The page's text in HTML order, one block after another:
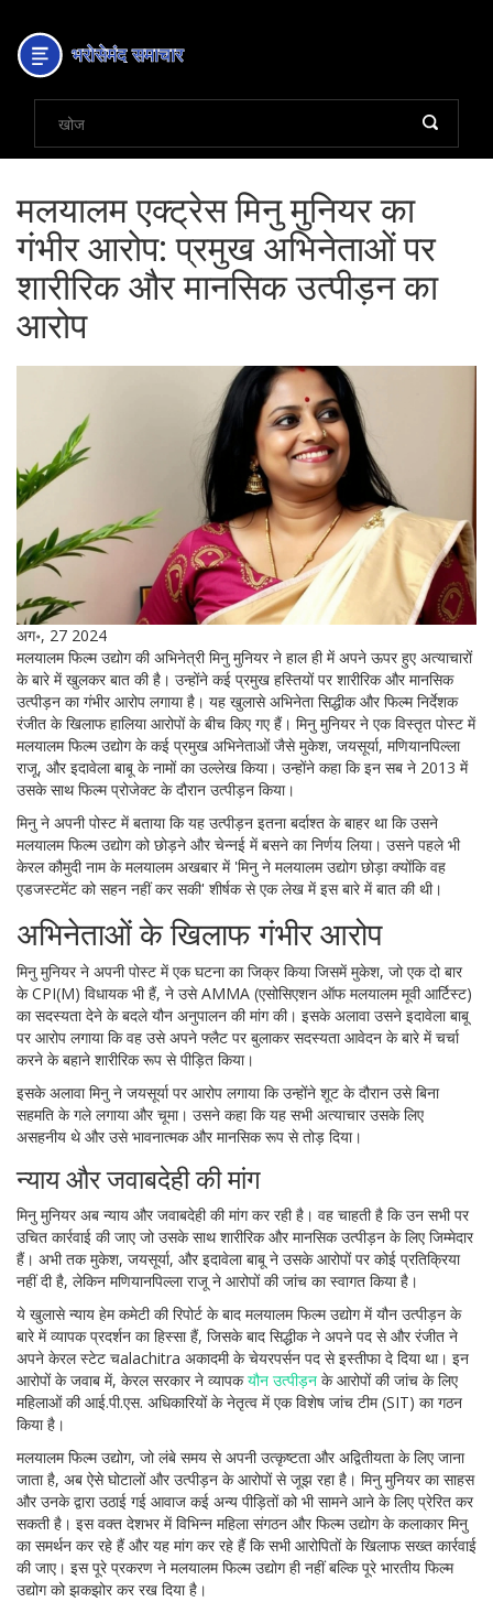
मलयालम एक्ट्रेस मिनु मुनियर का
गंभीर आरोप: प्रमुख अभिनेताओं पर
शारीरिक और मानसिक उत्पीड़न का
आरोप
अग॰, 27 2024
मलयालम फिल्म उद्योग की अभिनेत्री मिनु मुनियर ने हाल ही में अपने ऊपर हुए अत्याचारों
के बारे में खुलकर बात की है। उन्होंने कई प्रमुख हस्तियों पर शारीरिक और मानसिक
उत्पीड़न का गंभीर आरोप लगाया है। यह खुलासे अभिनेता सिद्धीक और फिल्म निर्देशक
रंजीत के खिलाफ हालिया आरोपों के बीच किए गए हैं। मिनु मुनियर ने एक विस्तृत पोस्ट में
मलयालम फिल्म उद्योग के कई प्रमुख अभिनेताओं जैसे मुकेश, जयसूर्या, मणियानपिल्ला
राजू, और इदावेला बाबू के नामों का उल्लेख किया। उन्होंने कहा कि इन सब ने 2013 में
उसके साथ फिल्म प्रोजेक्ट के दौरान उत्पीड़न किया।
मिनु ने अपनी पोस्ट में बताया कि यह उत्पीड़न इतना बर्दाश्त के बाहर था कि उसने
मलयालम फिल्म उद्योग को छोड़ने और चेन्नई में बसने का निर्णय लिया। उसने पहले भी
केरल कौमुदी नाम के मलयालम अखबार में 'मिनु ने मलयालम उद्योग छोड़ा क्योंकि वह
एडजस्टमेंट को सहन नहीं कर सकी' शीर्षक से एक लेख में इस बारे में बात की थी।
अभिनेताओं के खिलाफ गंभीर आरोप
मिनु मुनियर ने अपनी पोस्ट में एक घटना का जिक्र किया जिसमें मुकेश, जो एक दो बार
के CPI(M) विधायक भी हैं, ने उसे AMMA (एसोसिएशन ऑफ मलयालम मूवी आर्टिस्ट)
का सदस्यता देने के बदले यौन अनुपालन की मांग की। इसके अलावा उसने इदावेला बाबू
पर आरोप लगाया कि वह उसे अपने फ्लैट पर बुलाकर सदस्यता आवेदन के बारे में चर्चा
करने के बहाने शारीरिक रूप से पीड़ित किया।
इसके अलावा मिनु ने जयसूर्या पर आरोप लगाया कि उन्होंने शूट के दौरान उसे बिना
सहमति के गले लगाया और चूमा। उसने कहा कि यह सभी अत्याचार उसके लिए
असहनीय थे और उसे भावनात्मक और मानसिक रूप से तोड़ दिया।
न्याय और जवाबदेही की मांग
मिनु मुनियर अब न्याय और जवाबदेही की मांग कर रही है। वह चाहती है कि उन सभी पर
उचित कार्रवाई की जाए जो उसके साथ शारीरिक और मानसिक उत्पीड़न के लिए जिम्मेदार
हैं। अभी तक मुकेश, जयसूर्या, और इदावेला बाबू ने उसके आरोपों पर कोई प्रतिक्रिया
नहीं दी है, लेकिन मणियानपिल्ला राजू ने आरोपों की जांच का स्वागत किया है।
ये खुलासे न्याय हेम कमेटी की रिपोर्ट के बाद मलयालम फिल्म उद्योग में यौन उत्पीड़न के
बारे में व्यापक प्रदर्शन का हिस्सा हैं, जिसके बाद सिद्धीक ने अपने पद से और रंजीत ने
अपने केरल स्टेट चalachitra अकादमी के चेयरपर्सन पद से इस्तीफा दे दिया था। इन
आरोपों के जवाब में, केरल सरकार ने व्यापकयौन उत्पीड़न के आरोपों की जांच के लिए
महिलाओं की आई.पी.एस. अधिकारियों के नेतृत्व में एक विशेष जांच टीम (SIT) का गठन
किया है।
मलयालम फिल्म उद्योग, जो लंबे समय से अपनी उत्कृष्टता और अद्वितीयता के लिए जाना
जाता है, अब ऐसे घोटालों और उत्पीड़न के आरोपों से जूझ रहा है। मिनु मुनियर का साहस
और उनके द्वारा उठाई गई आवाज कई अन्य पीड़ितों को भी सामने आने के लिए प्रेरित कर
सकती है। इस वक्त देशभर में विभिन्न महिला संगठन और फिल्म उद्योग के कलाकार मिनु
का समर्थन कर रहे हैं और यह मांग कर रहे हैं कि सभी आरोपितों के खिलाफ सख्त कार्रवाई
की जाए। इस पूरे प्रकरण ने मलयालम फिल्म उद्योग ही नहीं बल्कि पूरे भारतीय फिल्म
उद्योग को झकझोर कर रख दिया है।